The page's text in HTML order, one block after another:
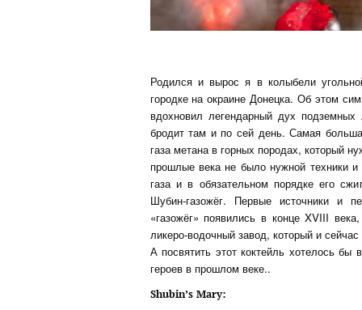
Родился и вырос я в колыбели
городке на окраине Донецка. Об этом
вдохновил легендарный дух
бродит там и по сей день. Самая
газа метана в горных породах, который
прошлые века не было нужной техники и
газа и в обязательном порядке его
Шубин-газожёг. Первые источники и
«газожёг» появились в конце XVIII
ликеро-водочный завод, который и
А посвятить этот коктейль хотелось
героев в прошлом веке..
Shubin’s Mary: